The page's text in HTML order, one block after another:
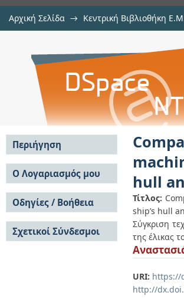
Αρχική Σελίδα → Κεντρική Βιβλιοθήκη
Comparative analysis
for the assessment of
hull
Τίτλος:
ship’s hull
Σύγκριση
της έλικας
URI: https://
http://
Περιήγηση
Σε όλο το DSpace
Κοινότητες & Συλλογές
Ανά Ημερομηνία
Έκδοσης
Συγγραφείς
Τίτλοι
Θέματα
Ο Λογαριασμός μου
Σύνδεση
Εγγραφή
Οδηγίες / Βοήθεια
Οδηγίες Υποβολής
Οδηγίες Χρήσης ΙΑ
Συχνές Ερωτήσεις
Σχετικοί Σύνδεσμοι